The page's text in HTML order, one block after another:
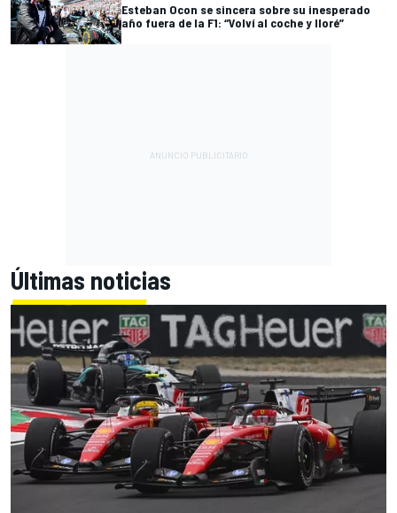
Esteban Ocon se sincera sobre su inesperado
año fuera de la F1: “Volví al coche y lloré”
Últimas noticias